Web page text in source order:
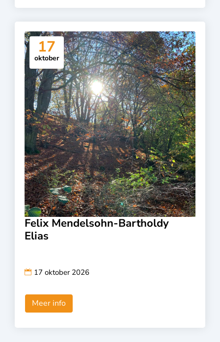
17
oktober
Felix Mendelsohn-Bartholdy
Elias
17 oktober 2026
Meer info